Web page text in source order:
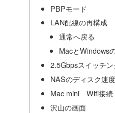
PBPモード
LAN配線の再構成
通常へ戻る
MacとWindows
2.5Gbpsスイッチ
NASのディスク速度
Mac mini Wifi接続
沢山の画面